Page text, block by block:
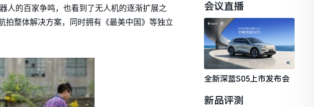
人的百家争鸣，也看到了无人机的逐渐扩展之
拍整体解决方案，同时拥有《最美中国》等独立
会议直播
全新深蓝S05上市发布会
新品评测